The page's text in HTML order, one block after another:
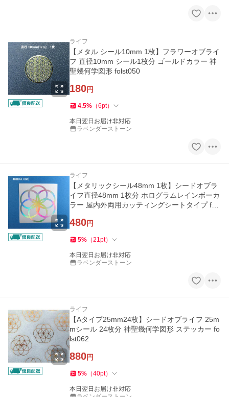
ライフ
【メタル シール10mm 1枚】フラワーオブライ
フ 直径10mm シール1枚分 ゴールドカラー 神
聖幾何学図形 folst050
180円
4.5% （6pt）
本日翌日お届け非対応
ラベンダーストーン
ライフ
【メタリックシール48mm 1枚】シードオブラ
イフ直径48mm 1枚分 ホログラムレインボーカ
ラー 屋内外両用カッティングシートタイプ fols
480円
5% （21pt）
本日翌日お届け非対応
ラベンダーストーン
ライフ
【Aタイプ25mm24枚】シードオブライフ 25m
mシール 24枚分 神聖幾何学図形 ステッカー fo
lst062
880円
5% （40pt）
本日翌日お届け非対応